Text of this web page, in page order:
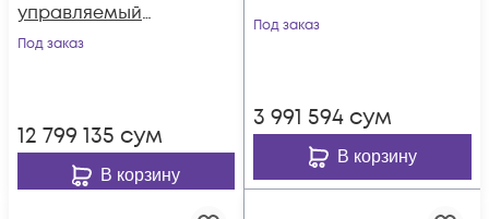
управляемый
коммутатор TFortis
Под заказ
12 799 135 сум
В корзину
Под заказ
3 991 594 сум
В корзину